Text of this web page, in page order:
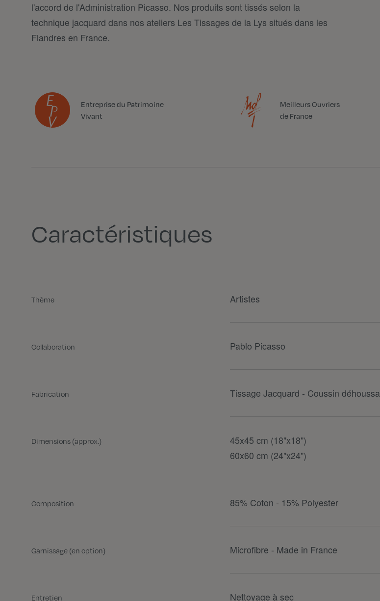
l'accord de l'Administration Picasso. Nos produits sont tissés selon la
technique jacquard dans nos ateliers Les Tissages de la Lys situés dans les
Flandres en France.
Entreprise du Patrimoine
Vivant
Meilleurs Ouvriers
de France
Caractéristiques
Thème Artistes
Collaboration Pablo Picasso
Fabrication Tissage Jacquard - Coussin
Dimensions (approx.)
45x45 cm (18"x18")
60x60 cm (24"x24")
Composition 85% Coton - 15% Polyester
Garnissage (en option) Microfibre - Made in France
Entretien Nettoyage à sec